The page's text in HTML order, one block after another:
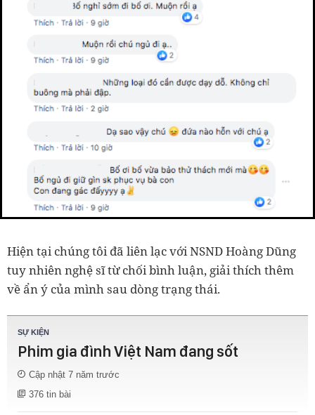
Hiện tại chúng tôi đã liên lạc với NSND Hoàng Dũng
tuy nhiên nghệ sĩ từ chối bình luận, giải thích thêm
về ẩn ý của mình sau dòng trạng thái.
SỰ KIỆN
Phim gia đình Việt Nam đang sốt
Cập nhật 7 năm trước
376 tin bài